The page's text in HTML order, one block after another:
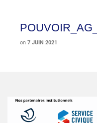
on 7 JUIN 2021